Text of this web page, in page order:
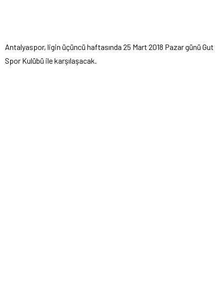
Antalyaspor, ligin üçüncü haftasında 25 Mart 2018 Pazar günü Gut
Spor Kulübü ile karşılaşacak.